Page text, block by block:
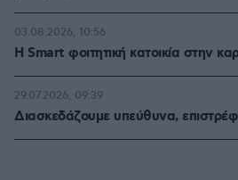
Η Smart φοιτητική κατοικία στην
03.08.2026, 10:56
Διασκεδάζουμε υπεύθυνα,
29.07.2026, 09:39